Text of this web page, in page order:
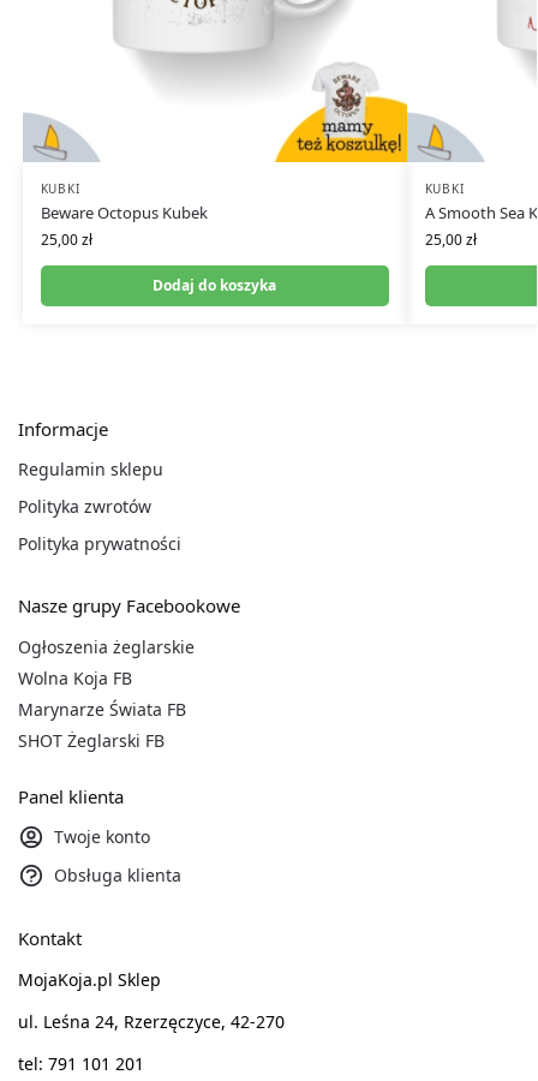
KUBKI
Beware Octopus Kubek
25,00zł
Dodaj do koszyka
KUBKI
A Smooth Sea
25,00zł
Informacje
Regulamin sklepu
Polityka zwrotów
Polityka prywatności
Nasze grupy Facebookowe
Ogłoszenia żeglarskie
Wolna Koja FB
Marynarze Świata FB
SHOT Żeglarski FB
Panel klienta
Twoje konto
Obsługa klienta
Kontakt
MojaKoja.pl Sklep
ul. Leśna 24, Rzerzęczyce, 42-270
tel: 791 101 201